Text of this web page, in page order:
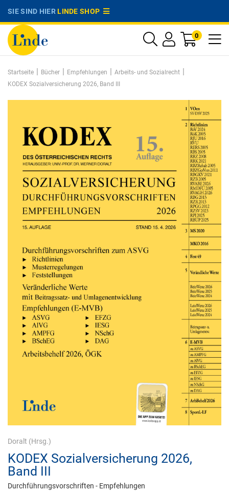
SIE SIND HIERLINDE SHOP
0
Startseite | Bücher | Empfehlungen | Arbeits- und Sozialrecht |
KODEX Sozialversicherung 2026, Band III
Doralt (Hrsg.)
KODEX Sozialversicherung 2026,
Band III
Durchführungsvorschriften - Empfehlungen